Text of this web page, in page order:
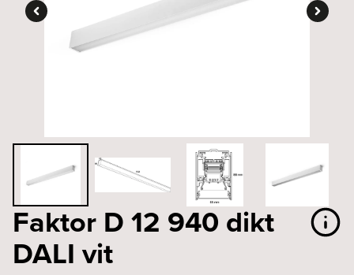
Faktor D 12 940 dikt
DALI vit